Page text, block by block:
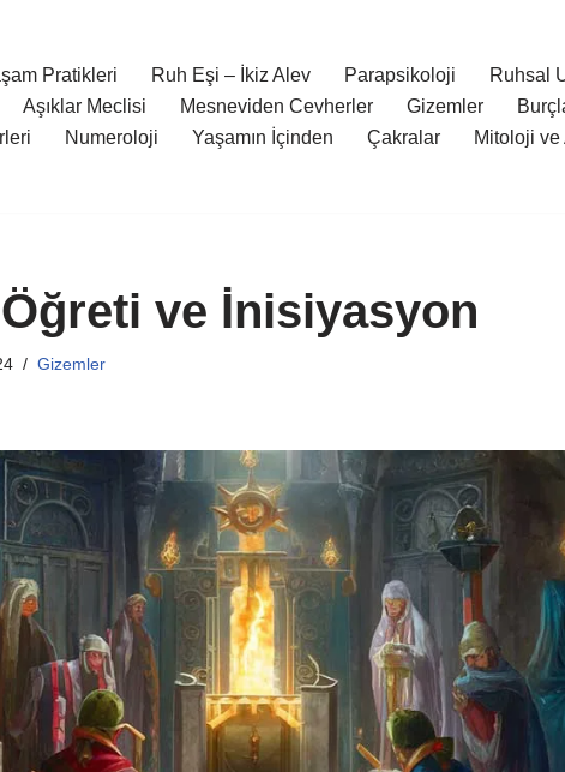
Pratikleri Ruh Eşi – İkiz Alev Parapsikoloji Ruhsal
Aşıklar Meclisi Mesneviden Cevherler Gizemler
Numeroloji Yaşamın İçinden Çakralar Mitoloji
ve İnisiyasyon
Gizemler